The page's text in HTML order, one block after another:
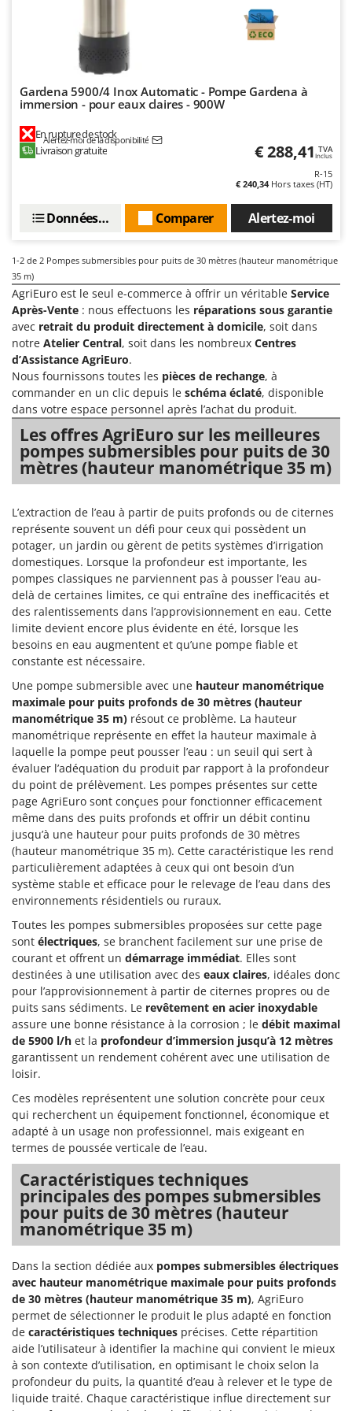
Fendeuses à bois
Filets pour la Récolte des olives
Filtres pour vin et huile
Floconneuses
Fouloirs - Égrappoirs
Fourches pour tracteur
Fours d'extérieur - intérieur pour pizza et cuisine
Fraises à neige
Friteuses sans huile
G
Générateurs d'air chaud
Godets à terre basculants pour tracteur
Groupes électrogènes
Gyrobroyeurs à lame pour tracteur
H
Haches - Cognées et Hachettes
Hachoirs à viande
Herses à Dents
L
Lames à neige
Lames niveleuses pour tracteur
Lave-vitres
Lieuses électriques pour vignes
M
Machines à pâtes
Machines pour la transformation des fruits
Machines sous vide
Motobineuses
Motoculteurs
Motofaucheuses
Motopompes pour irrigation
Moulins à céréales électriques
Moulins à farine
N
Nettoyeurs et Balais à vapeur
Nettoyeurs haute pression
Nettoyeurs tapis, moquettes et tapisseries
P
Peignes vibreurs et Secoueurs à olives
Pelles rétros pour tracteur
Perches Élagueuses
Piscines
Planteuses de pommes de terre pour tracteur
Plateaux de coupe pour tracteur
Plumeuses
Pompes d'irrigation à tracteur
Pompes de transfert
Postes à souder
Poussoirs à saucisse
Presses à pellets
Pressoirs à fruits
Pressoirs à Raisin
Cruccolini
CTEK
D
Dal Degan
DCG
Di Martino
Docma
Dominion
Dreame
E
EcoFlow
Edilmark
Effeuno
Einhell
Elegen
Energy Gruppi
Enotecnica Pillan
Eschenfelder
EuroMech
Eurosystems
F
FAC
Fama Industrie
Famag
Famur
FARMER
FBC
Ferrari Group
Ferroni
Ferrua
FIAC
FIEM
Fimar
FINI
Fiorentini
Fiskars
Flymo
Fontana Forni
Forest Master
G
G3 Ferrari
Gardena
Garofalo
GeoTech
GeoTech Pro
Gierre
Ginko - MGM
Gipeco
Girmi
GRAEF
Gre
GreenBay
Greenworks
Gardena 5900/4 Inox Automatic - Pompe Gardena à
immersion - pour eaux claires - 900W
En rupture de stock
Alertez-moi de la disponibilité
Livraison gratuite € 288,41 TVA
Inclus
R-15
€ 240,34Hors taxes (HT)
Alertez-moi
Comparer
Données techniques
1-2 de 2 Pompes submersibles pour puits de 30 mètres (hauteur manométrique
35 m)
AgriEuro est le seul e-commerce à offrir un véritable Service
Après-Vente : nous effectuons les réparations sous garantie
avec retrait du produit directement à domicile, soit dans
notre Atelier Central, soit dans les nombreux Centres
d’Assistance AgriEuro.
Nous fournissons toutes les pièces de rechange, à
commander en un clic depuis le schéma éclaté, disponible
dans votre espace personnel après l’achat du produit.
Les offres AgriEuro sur les meilleures
pompes submersibles pour puits de 30
mètres (hauteur manométrique 35 m)
L’extraction de l’eau à partir de puits profonds ou de citernes
représente souvent un défi pour ceux qui possèdent un
potager, un jardin ou gèrent de petits systèmes d’irrigation
domestiques. Lorsque la profondeur est importante, les
pompes classiques ne parviennent pas à pousser l’eau au-
delà de certaines limites, ce qui entraîne des inefficacités et
des ralentissements dans l’approvisionnement en eau. Cette
limite devient encore plus évidente en été, lorsque les
besoins en eau augmentent et qu’une pompe fiable et
constante est nécessaire.
Une pompe submersible avec une hauteur manométrique
maximale pour puits profonds de 30 mètres (hauteur
manométrique 35 m) résout ce problème. La hauteur
manométrique représente en effet la hauteur maximale à
laquelle la pompe peut pousser l’eau : un seuil qui sert à
évaluer l’adéquation du produit par rapport à la profondeur
du point de prélèvement. Les pompes présentes sur cette
page AgriEuro sont conçues pour fonctionner efficacement
même dans des puits profonds et offrir un débit continu
jusqu’à une hauteur pour puits profonds de 30 mètres
(hauteur manométrique 35 m). Cette caractéristique les rend
particulièrement adaptées à ceux qui ont besoin d’un
système stable et efficace pour le relevage de l’eau dans des
environnements résidentiels ou ruraux.
Toutes les pompes submersibles proposées sur cette page
sont électriques, se branchent facilement sur une prise de
courant et offrent un démarrage immédiat. Elles sont
destinées à une utilisation avec des eaux claires, idéales donc
pour l’approvisionnement à partir de citernes propres ou de
puits sans sédiments. Le revêtement en acier inoxydable
assure une bonne résistance à la corrosion ; le débit maximal
de 5900 l/h et la profondeur d’immersion jusqu’à 12 mètres
garantissent un rendement cohérent avec une utilisation de
loisir.
Ces modèles représentent une solution concrète pour ceux
qui recherchent un équipement fonctionnel, économique et
adapté à un usage non professionnel, mais exigeant en
termes de poussée verticale de l’eau.
Caractéristiques techniques
principales des pompes submersibles
pour puits de 30 mètres (hauteur
manométrique 35 m)
Dans la section dédiée aux pompes submersibles électriques
avec hauteur manométrique maximale pour puits profonds
de 30 mètres (hauteur manométrique 35 m), AgriEuro
permet de sélectionner le produit le plus adapté en fonction
de caractéristiques techniques précises. Cette répartition
aide l’utilisateur à identifier la machine qui convient le mieux
à son contexte d’utilisation, en optimisant le choix selon la
profondeur du puits, la quantité d’eau à relever et le type de
liquide traité. Chaque caractéristique influe directement sur